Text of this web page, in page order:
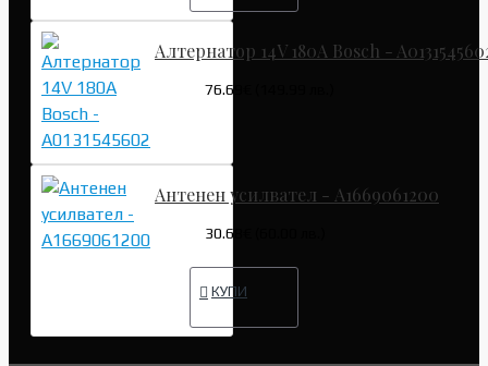
Алтернатор 14V 180A Bosch -
76.69€ (149.99 лв.)
Антенен усилвател - A1669061200
30.68€ (60.00 лв.)
КУПИ